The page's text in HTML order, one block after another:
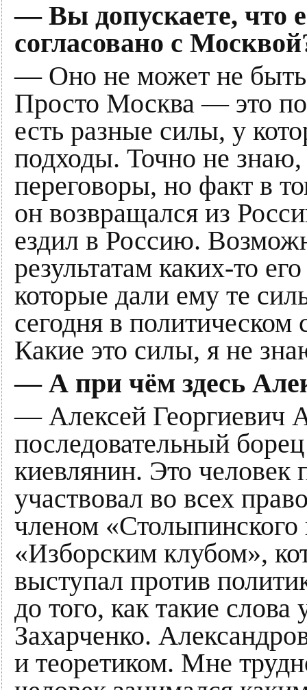
— Вы допускаете, что
согласовано с
— Оно не может не быть
Просто Москва — это
есть разные силы, у
подходы. Точно не
переговоры, но факт в
он возвращался из
ездил в Россию.
результатам каких-то
которые дали ему те
сегодня в
Какие это силы, я не
— А при чём здесь
— Алексей Георгиевич
последовательный
киевлянин. Это человек
участвовал во всех
членом «Столыпинского
«Изборским клубом»,
выступал против
до того, как такие
Захарченко.
и теоретиком. Мне